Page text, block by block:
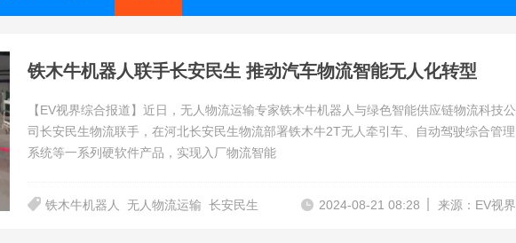
铁木牛机器人联手长安民生 推动汽车物流智能无人化转型
【EV视界综合报道】近日，无人物流运输专家铁木牛机器人与绿色智能供应链物流科技公
司长安民生物流联手，在河北长安民生物流部署铁木牛2T无人牵引车、自动驾驶综合管理
系统等一系列硬软件产品，实现入厂物流智能
铁木牛机器人 无人物流运输 长安民生 来源：EV视界
2024-08-21 08:28